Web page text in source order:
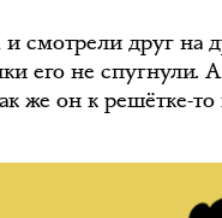
смотрели друг на
его не спугнули.
же он к решётке-то